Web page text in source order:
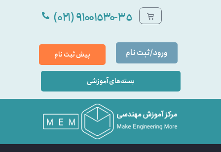
٩۱۰۰۱٥۳۰-۳٥ (۰۲۱)
ورود/ثبت نام پیش ثبت نام
بسته‌های آموزشی